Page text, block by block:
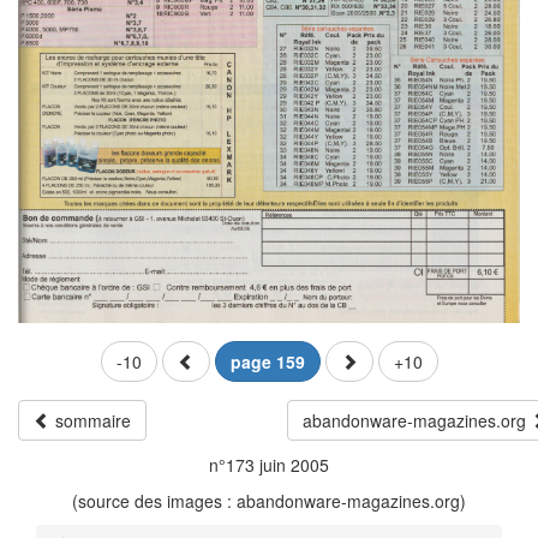
-10 page 159 +10
sommaire
abandonware-magazines.org
n°173 juin 2005
(source des images : abandonware-magazines.org)